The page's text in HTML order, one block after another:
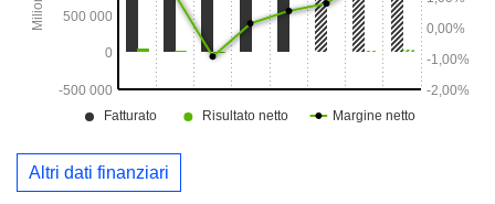
Altri dati finanziari